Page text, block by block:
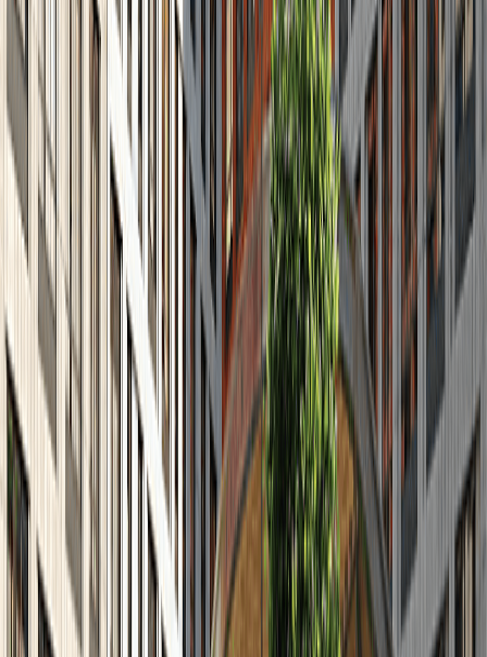
2
2023
Февраль
7
2023
Январь